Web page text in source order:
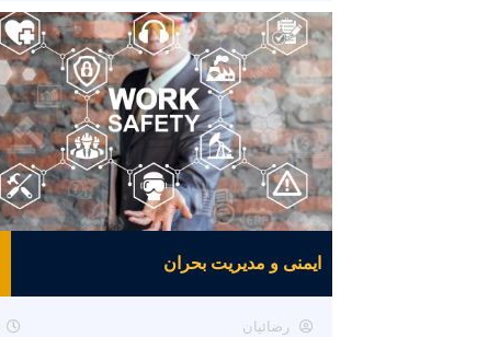
ایمنی و مدیریت بحران
رضائیان